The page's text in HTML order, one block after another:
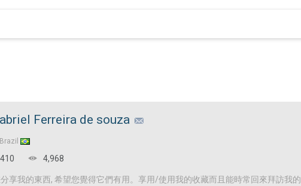
Ferreira de souza
Brazil
410 4,968
享我的東西, 希望您覺得它們有用。享用/使用我的收藏而且能時常回來拜訪我的